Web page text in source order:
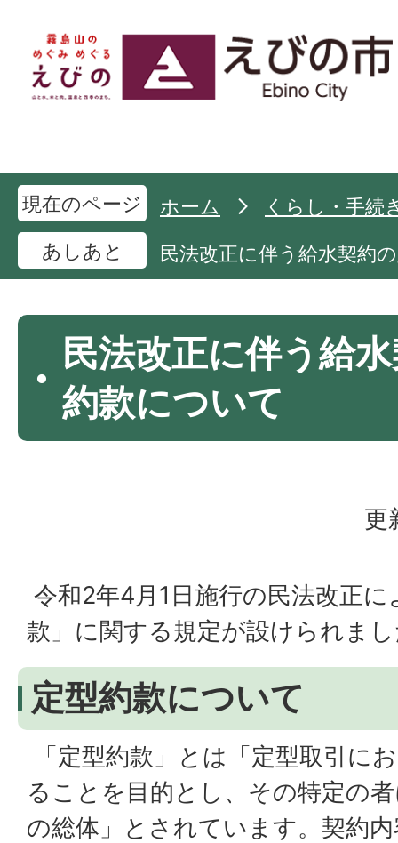
現在のページ ホーム
くらし・手続
あしあと
民法改正に伴う給水契約
民法改正に伴う給
約款について
更
令和2年4月1日施行の民法改正
款」に関する規定が設けられま
定型約款について
「定型約款」とは「定型取引に
ることを目的とし、その特定の
の総体」とされています。契約